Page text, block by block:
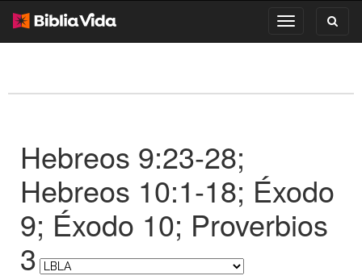
Toggle
navigation
Hebreos 9:23-28;
Hebreos 10:1-18; Éxodo
9; Éxodo 10; Proverbios
3